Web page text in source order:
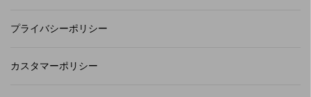
プライバシーポリシー
カスタマーポリシー